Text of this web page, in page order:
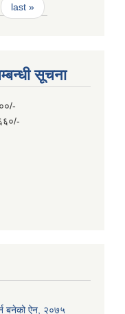
last »
सूचना
बनेको ऐन, २०७५